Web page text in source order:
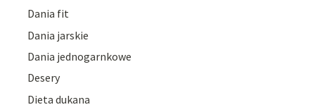
Dania fit
Dania jarskie
Dania jednogarnkowe
Desery
Dieta dukana